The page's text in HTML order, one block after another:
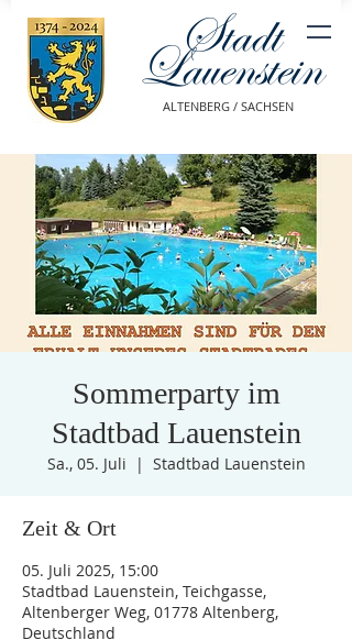
Stadt
Lauenstein
ALTENBERG / SACHSEN
Sommerparty im
Stadtbad Lauenstein
Sa., 05. Juli
  |
Stadtbad Lauenstein
Zeit & Ort
05. Juli 2025, 15:00
Stadtbad Lauenstein, Teichgasse,
Altenberger Weg, 01778 Altenberg,
Deutschland